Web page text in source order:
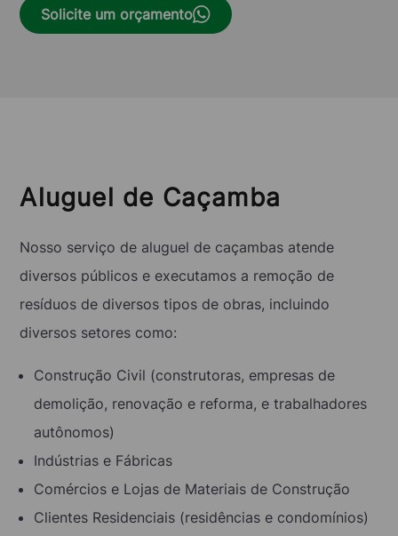
Solicite um orçamento
Aluguel de Caçamba
Nosso serviço de aluguel de caçambas atende
diversos públicos e executamos a remoção de
resíduos de diversos tipos de obras, incluindo
diversos setores como:
Construção Civil (construtoras, empresas de
demolição, renovação e reforma, e trabalhadores
autônomos)
Indústrias e Fábricas
Comércios e Lojas de Materiais de Construção
Clientes Residenciais (residências e condomínios)